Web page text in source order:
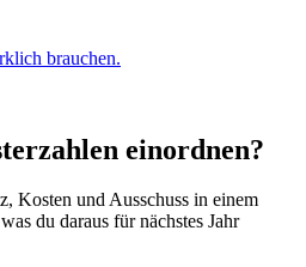
brauchen.
einordnen?
Kosten und Ausschuss in einem
du daraus für nächstes Jahr